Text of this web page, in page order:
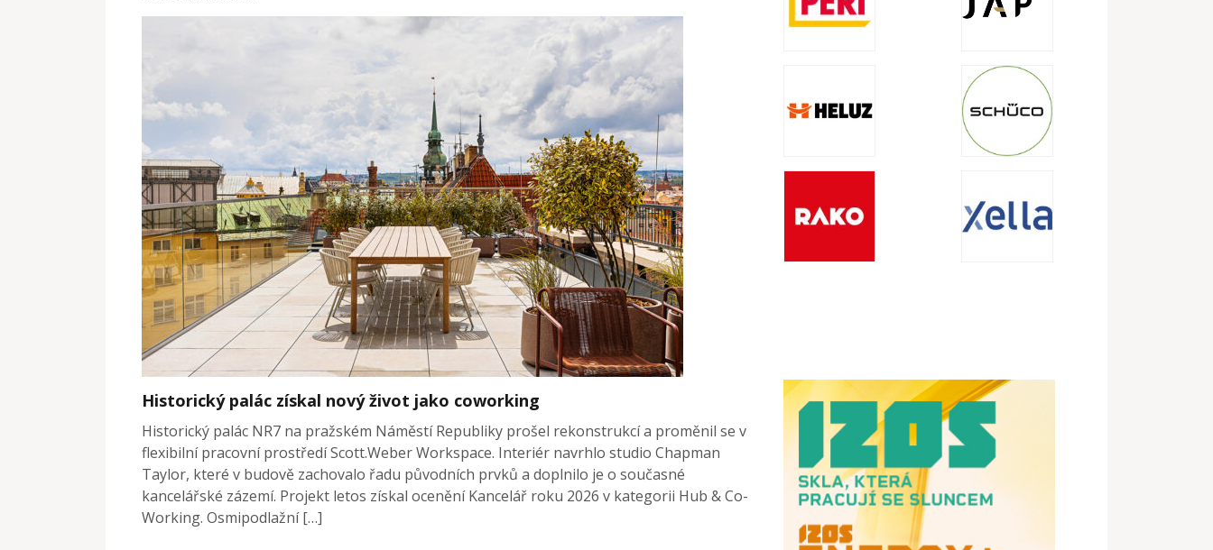
Historický palác získal nový život jako coworking
Historický palác NR7 na pražském Náměstí Republiky prošel rekonstrukcí a proměnil se v
flexibilní pracovní prostředí Scott.Weber Workspace. Interiér navrhlo studio Chapman
Taylor, které v budově zachovalo řadu původních prvků a doplnilo je o současné
kancelářské zázemí. Projekt letos získal ocenění Kancelář roku 2026 v kategorii Hub & Co-
Working. Osmipodlažní […]